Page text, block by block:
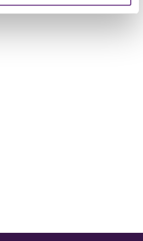
op elk moment wijzigen of